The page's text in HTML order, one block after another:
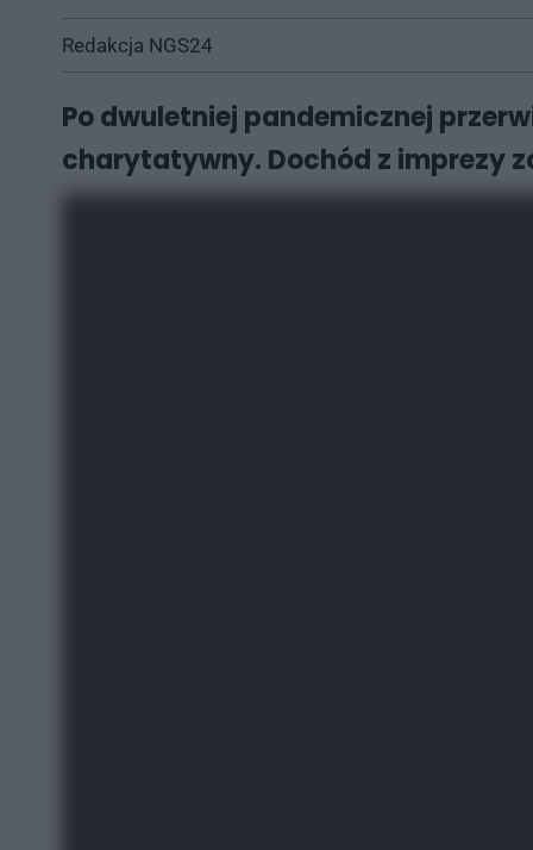
Redakcja NGS24
Po dwuletniej pandemicznej
charytatywny. Dochód z imprezy